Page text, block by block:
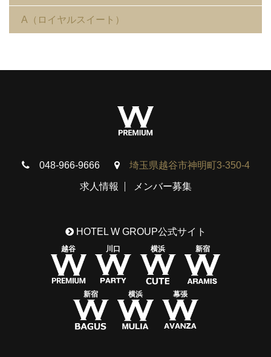
A（ロイヤルスイート）
048-966-9666 埼玉県越谷市神明町3-350-4
求人情報 メンバー募集
HOTEL W GROUP公式サイト
越谷 川口 横浜 新宿
新宿 横浜 幕張